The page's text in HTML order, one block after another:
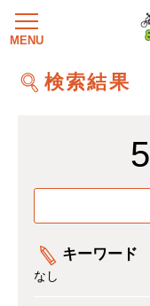
検索結果
5
キーワード
なし